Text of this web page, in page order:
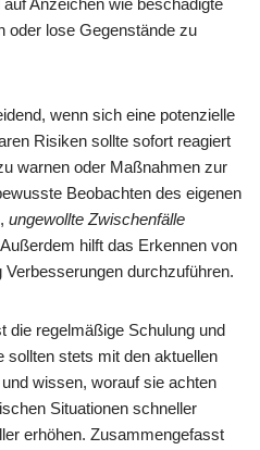
Anzeichen wie beschädigte
oder lose Gegenstände zu
wenn sich eine potenzielle
Risiken sollte sofort reagiert
warnen oder Maßnahmen zur
Beobachten des eigenen
ungewollte Zwischenfälle
hilft das Erkennen von
durchzuführen.
die regelmäßige Schulung und
sollten stets mit den aktuellen
wissen, worauf sie achten
Situationen schneller
erhöhen. Zusammengefasst